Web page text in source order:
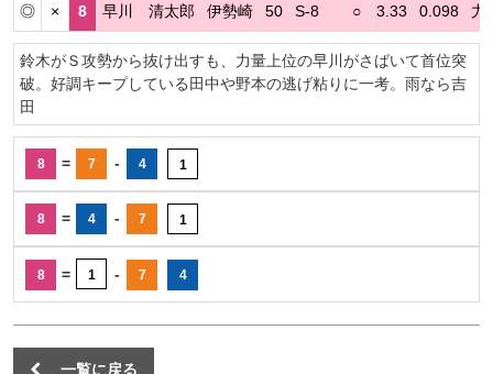
◎ × 8 早川 清太郎 伊勢崎 50 S-8 ○ 3.33 0.098 力
鈴木がＳ攻勢から抜け出すも、力量上位の早川がさばいて首位突
破。好調キープしている田中や野本の逃げ粘りに一考。雨なら吉
田
8 = 7 - 4 1
8 = 4 - 7 1
8 = 1 - 7 4
一覧に戻る